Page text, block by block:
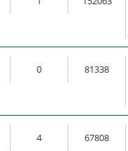
0 81338
4 67808